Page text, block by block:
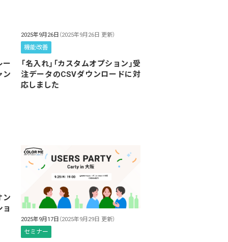
ー
ン
2025年9月26日 （2025年9月26日 更新）
機能改善
「名入れ」「カスタムオプション」受
注データのCSVダウンロードに対
応しました
ン
ョ
2025年9月17日 （2025年9月29日 更新）
セミナー